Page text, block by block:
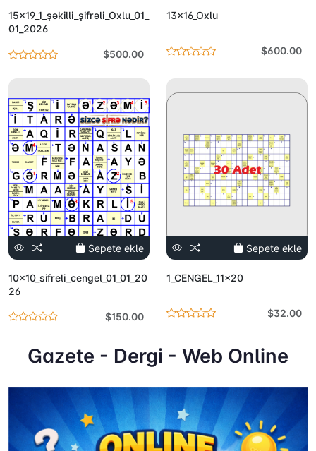
15x19_1_şəkilli_şifrəli_Oxlu_01_
01_2026
$500.00
13x16_Oxlu
$600.00
Sepete ekle
10x10_sifreli_cengel_01_01_20
26
$150.00
Sepete ekle
1_CENGEL_11x20
$32.00
Gazete - Dergi - Web Online